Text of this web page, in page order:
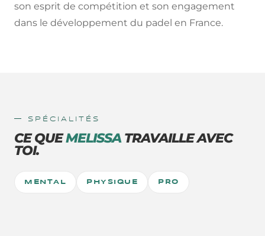
son esprit de compétition et son engagement
dans le développement du padel en France.
— SPÉCIALITÉS
CE QUEMELISSATRAVAILLE AVEC
TOI.
MENTAL PHYSIQUE PRO